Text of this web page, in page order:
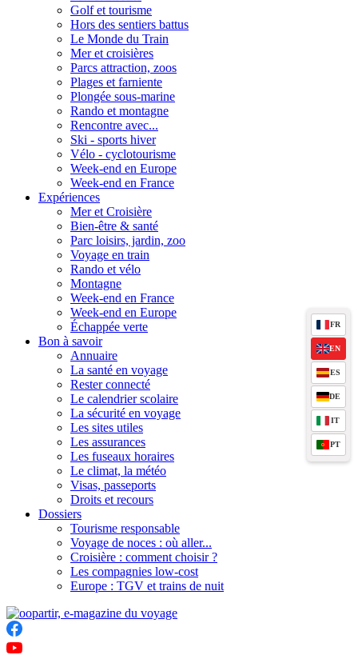
Golf et tourisme
Hors des sentiers battus
Le Monde du Train
Mer et croisières
Parcs attraction, zoos
Plages et farniente
Plongée sous-marine
Rando et montagne
Rencontre avec...
Ski - sports hiver
Vélo - cyclotourisme
Week-end en Europe
Week-end en France
Expériences
Mer et Croisière
Bien-être & santé
Parc loisirs, jardin, zoo
Voyage en train
Rando et vélo
Montagne
Week-end en France
Week-end en Europe
Échappée verte
Bon à savoir
Annuaire
La santé en voyage
Rester connecté
Le calendrier scolaire
La sécurité en voyage
Les sites utiles
Les assurances
Les fuseaux horaires
Le climat, la météo
Visas, passeports
Droits et recours
Dossiers
Tourisme responsable
Voyage de noces : où aller...
Croisière : comment choisir ?
Les compagnies low-cost
Europe : TGV et trains de nuit
FR
EN
ES
DE
IT
PT